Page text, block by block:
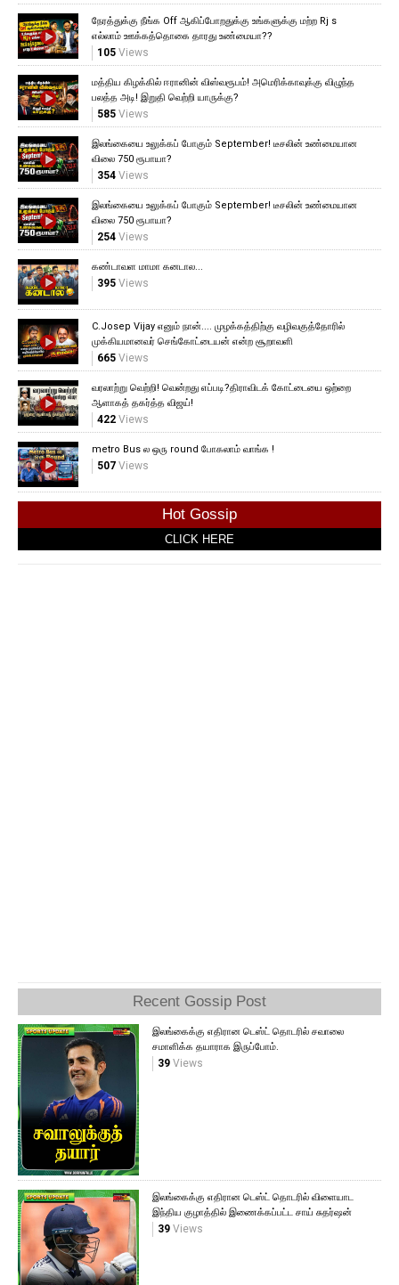
நேரத்துக்கு நீங்க Off ஆகிப்போறதுக்கு உங்களுக்கு மற்ற Rj s
எல்லாம் ஊக்கத்தொகை தாரது உண்மையா??
105Views
மத்திய கிழக்கில் ஈரானின் விஸ்வரூபம்! அமெரிக்காவுக்கு விழுந்த
பலத்த அடி! இறுதி வெற்றி யாருக்கு?
585Views
இலங்கையை உலுக்கப் போகும் September! டீசலின் உண்மையான
விலை 750 ரூபாயா?
354Views
இலங்கையை உலுக்கப் போகும் September! டீசலின் உண்மையான
விலை 750 ரூபாயா?
254Views
கண்டாவள மாமா கனடால...
395Views
C.Josep Vijay எனும் நான்.... முழக்கத்திற்கு வழிவகுத்தோரில்
முக்கியமானவர் செங்கோட்டையன் என்ற சூறாவளி
665Views
வரலாற்று வெற்றி! வென்றது எப்படி?திராவிடக் கோட்டையை ஒற்றை
ஆளாகத் தகர்த்த விஜய்!
422Views
metro Bus ல ஒரு round போகலாம் வாங்க !
507Views
Hot Gossip
CLICK HERE
Recent Gossip Post
இலங்கைக்கு எதிரான டெஸ்ட் தொடரில் சவாலை
சமாளிக்க தயாராக இருப்போம்.
39Views
இலங்கைக்கு எதிரான டெஸ்ட் தொடரில் விளையாட
இந்திய குழாத்தில் இணைக்கப்பட்ட சாய் சுதர்ஷன்
39Views